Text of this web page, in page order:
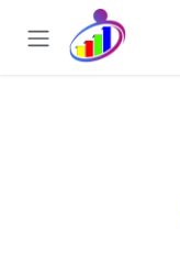
Se rendre au contenu